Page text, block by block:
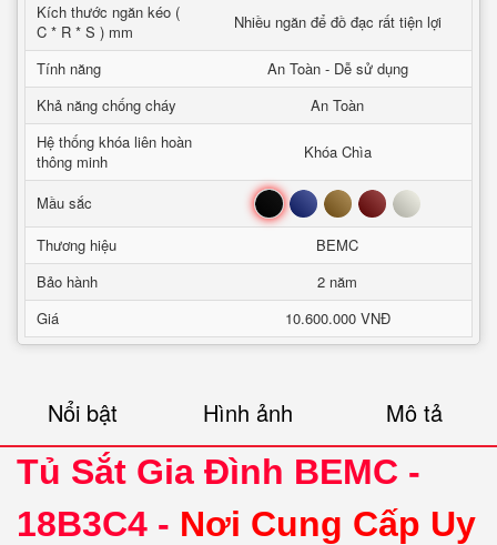
Kích thước ngăn kéo (
C * R * S ) mm
Nhiều ngăn để đồ đạc rất tiện lợi
Tính năng
An Toàn - Dễ sử dụng
Khả năng chống cháy
An Toàn
Hệ thống khóa liên hoàn
thông minh
Khóa Chìa
Mầu sắc Đen Xanh Nâu Đỏ Trắng
Thương hiệu
BEMC
Bảo hành
2 năm
Giá
10.600.000 VNĐ
Nổi bật Hình ảnh Mô tả
Tủ Sắt Gia Đình BEMC -
18B3C4 - Nơi Cung Cấp Uy